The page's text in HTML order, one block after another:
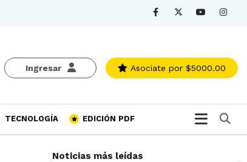
Ingresar Asociate por $5000.00
TECNOLOGÍA EDICIÓN PDF
Noticias más leídas